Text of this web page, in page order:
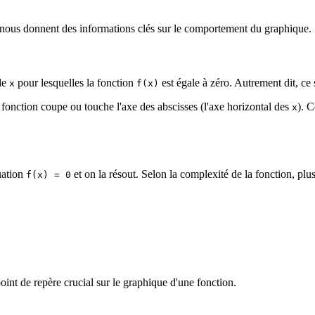
donnent des informations clés sur le comportement du graphique.
x pour lesquelles la fonction f(x) est égale à zéro. Autrement dit,
coupe ou touche l'axe des abscisses (l'axe horizontal des x).
f(x) = 0 et on la résout. Selon la complexité de la fonction,
de repère crucial sur le graphique d'une fonction.